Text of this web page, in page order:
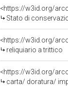
<https://w3id.org/
Stato di
<https://w3id.org/
reliquiario a trittico
<https://w3id.org/
carta/ doratura/